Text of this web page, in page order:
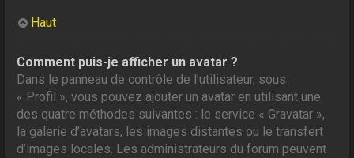
Haut
Comment puis-je afficher un avatar ?
Dans le panneau de contrôle de l’utilisateur, sous
« Profil », vous pouvez ajouter un avatar en utilisant une
des quatre méthodes suivantes : le service « Gravatar »,
la galerie d’avatars, les images distantes ou le transfert
d’images locales. Les administrateurs du forum peuvent